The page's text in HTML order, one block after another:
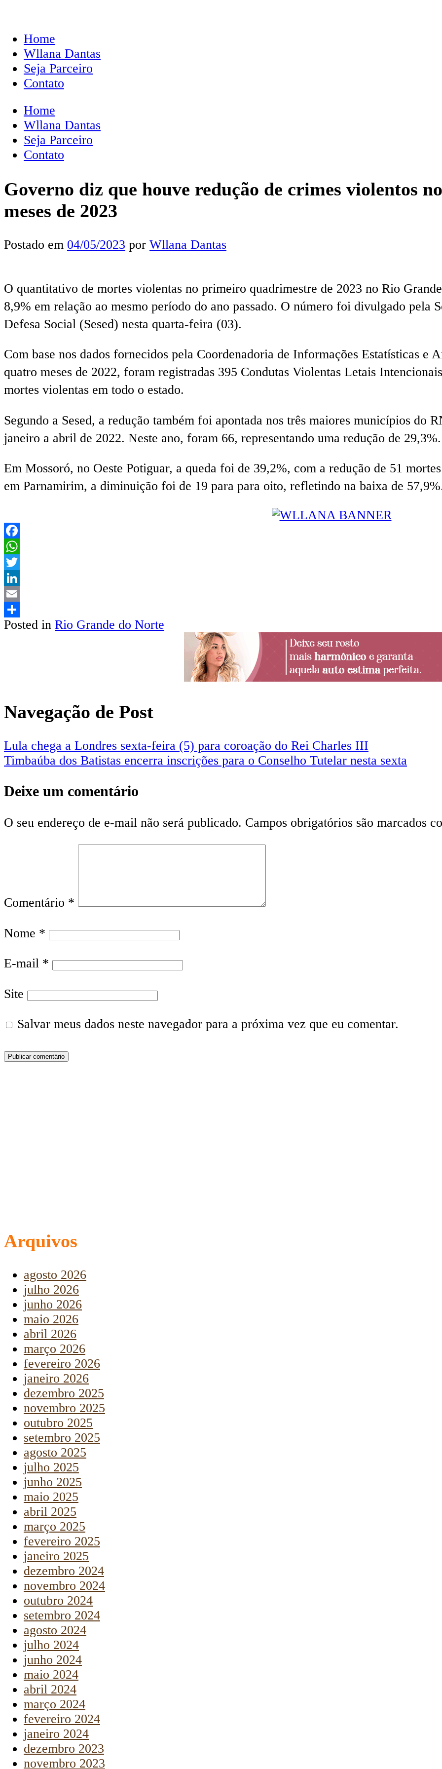
Home
Wllana Dantas
Seja Parceiro
Contato
Home
Wllana Dantas
Seja Parceiro
Contato
Governo diz que houve redução de crimes violentos
meses de 2023
Postado em 04/05/2023 por Wllana Dantas
O quantitativo de mortes violentas no primeiro quadrimestre de 2023 no Rio
8,9% em relação ao mesmo período do ano passado. O número foi divulgado pela
Defesa Social (Sesed) nesta quarta-feira (03).
Com base nos dados fornecidos pela Coordenadoria de Informações Estatísticas e
quatro meses de 2022, foram registradas 395 Condutas Violentas Letais
mortes violentas em todo o estado.
Segundo a Sesed, a redução também foi apontada nos três maiores municípios do
janeiro a abril de 2022. Neste ano, foram 66, representando uma redução de 29,3%.
Em Mossoró, no Oeste Potiguar, a queda foi de 39,2%, com a redução de 51
em Parnamirim, a diminuição foi de 19 para para oito, refletindo na baixa de
Facebook
WhatsApp
Twitter
LinkedIn
Email
Share
Posted in Rio Grande do Norte
Navegação de Post
Lula chega a Londres sexta-feira (5) para coroação do Rei Charles III
Timbaúba dos Batistas encerra inscrições para o Conselho Tutelar nesta sexta
Deixe um comentário
O seu endereço de e-mail não será publicado. Campos obrigatórios são marcados
Comentário *
Nome *
E-mail *
Site
Salvar meus dados neste navegador para a próxima vez que eu comentar.
Arquivos
agosto 2026
julho 2026
junho 2026
maio 2026
abril 2026
março 2026
fevereiro 2026
janeiro 2026
dezembro 2025
novembro 2025
outubro 2025
setembro 2025
agosto 2025
julho 2025
junho 2025
maio 2025
abril 2025
março 2025
fevereiro 2025
janeiro 2025
dezembro 2024
novembro 2024
outubro 2024
setembro 2024
agosto 2024
julho 2024
junho 2024
maio 2024
abril 2024
março 2024
fevereiro 2024
janeiro 2024
dezembro 2023
novembro 2023